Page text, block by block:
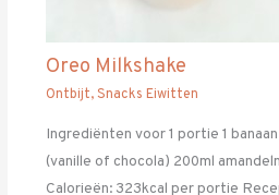
Oreo Milkshake
Ontbijt,Snacks Eiwitten
Ingrediënten voor 1 portie 1
(vanille of chocola) 200ml
Calorieën: 323kcal per portie